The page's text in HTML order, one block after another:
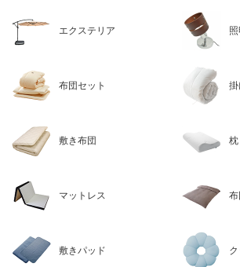
エクステリア
布団セット
敷き布団 枕
マットレス
敷きパッド